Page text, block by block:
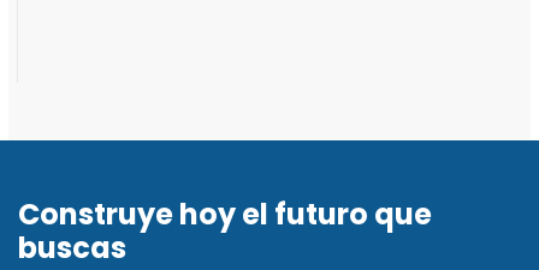
Construye hoy el futuro que
buscas